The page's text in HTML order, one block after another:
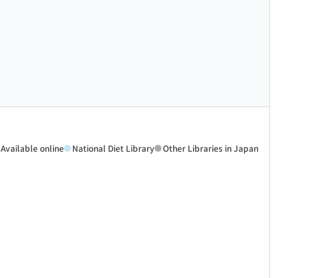
Available online National Diet Library Other Libraries in Japan